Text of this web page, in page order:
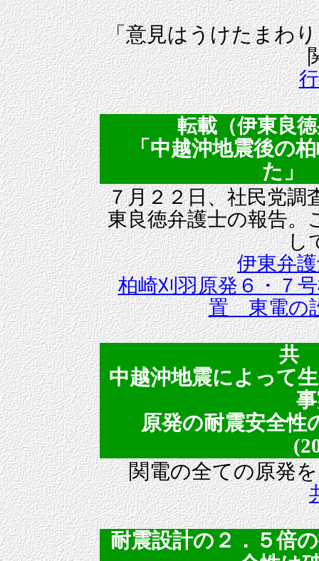
「意見はうけたまわ
転載（伊東良
「中越沖地震後の
た」
７月２２日、社民党調
東良徳弁護士の報告。
し
伊東弁
柏崎刈羽原発６・７
置 東電の
共
中越沖地震によって
原発の耐震安全性
関電の全ての原発
耐震設計の２．５倍